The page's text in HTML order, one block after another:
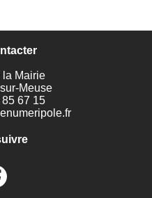
la Mairie
Meuse
67 15